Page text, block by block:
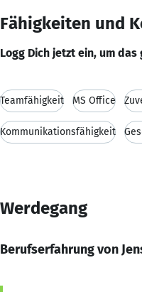
Fähigkeiten und
Logg Dich jetzt ein, um
Teamfähigkeit MS Office
Kommunikationsfähigkeit
Werdegang
Berufserfahrung von